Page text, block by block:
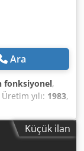
Ara
fonksiyonel,
Üretim yılı: 1983,
8.100 - 9.200 kg
Küçük ilan